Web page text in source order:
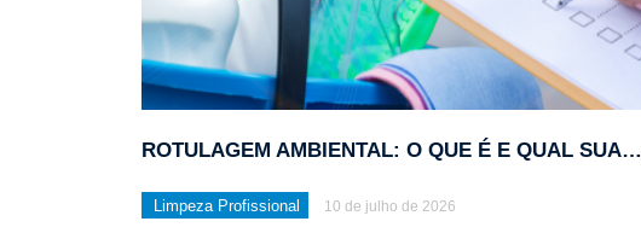
ROTULAGEM AMBIENTAL: O QUE É E QUAL SUA…
Limpeza Profissional 10 de julho de 2026